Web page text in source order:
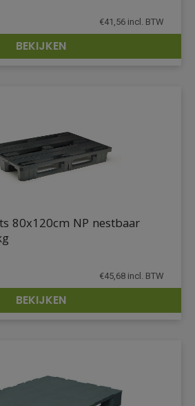
DETAILS
€41,56 incl. BTW
BEKIJKEN
DETAILS
80x120cm NP nestbaar
€45,68 incl. BTW
BEKIJKEN